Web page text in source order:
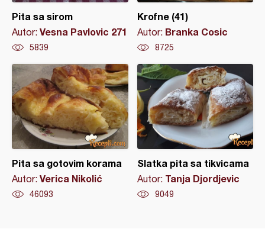
Pita sa sirom
Autor: Vesna Pavlovic 271
5839
Krofne (41)
Autor: Branka Cosic
8725
Pita sa gotovim korama
Autor: Verica Nikolić
46093
Slatka pita sa tikvicama
Autor: Tanja Djordjevic
9049